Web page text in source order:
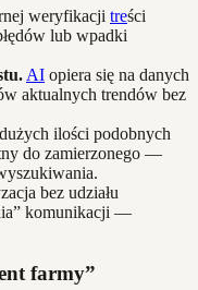
weryfikacji treści
lub wpadki
AI opiera się na danych
aktualnych trendów bez
ilości podobnych
do zamierzonego —
bez udziału
komunikacji —
farmy”